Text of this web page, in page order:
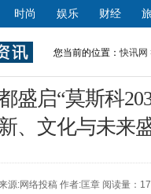
时尚 娱乐 财经
您当前的位置：快讯网
盛启“莫斯科
、文化与未来
源:网络投稿 作者:匡章 阅读量：